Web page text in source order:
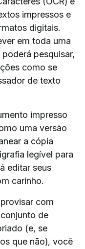
impressos e
digitais.
em toda uma
pesquisar,
como se
de texto
impresso
uma versão
a cópia
legível para
editar seus
carinho.
com
de
(e, se
que não), você